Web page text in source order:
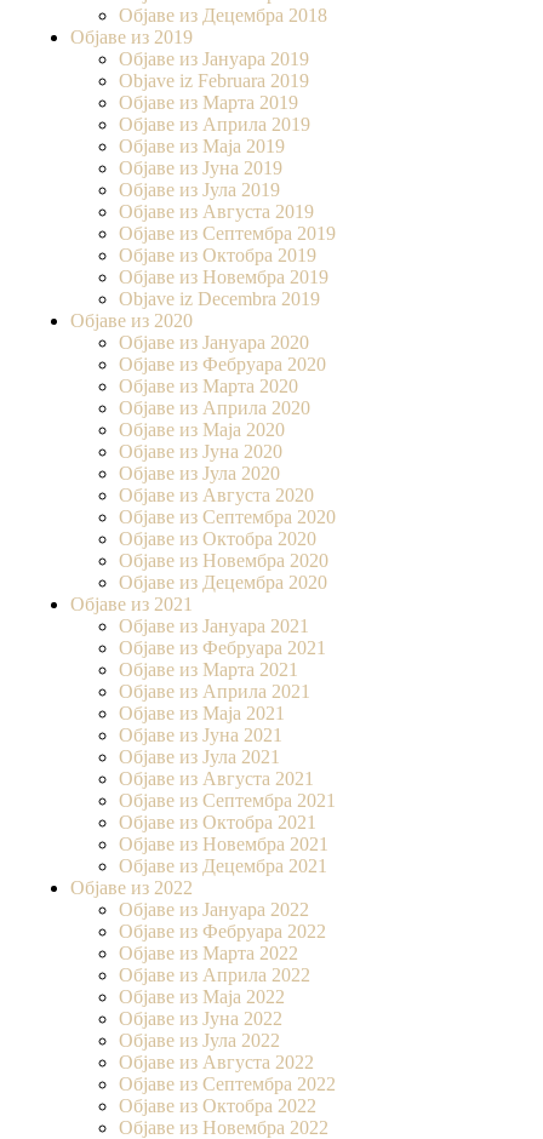
Објаве из Децембра 2018
Објаве из 2019
Објаве из Јануара 2019
Objave iz Februara 2019
Објаве из Марта 2019
Објаве из Априла 2019
Објаве из Маја 2019
Објаве из Јуна 2019
Објаве из Јула 2019
Објаве из Августа 2019
Објаве из Септембра 2019
Објаве из Октобра 2019
Објаве из Новембра 2019
Objave iz Decembra 2019
Објаве из 2020
Објаве из Јануара 2020
Објаве из Фебруара 2020
Објаве из Марта 2020
Објаве из Априла 2020
Објаве из Маја 2020
Објаве из Јуна 2020
Објаве из Јула 2020
Објаве из Августа 2020
Објаве из Септембра 2020
Објаве из Октобра 2020
Објаве из Новембра 2020
Објаве из Децембра 2020
Објаве из 2021
Објаве из Јануара 2021
Објаве из Фебруара 2021
Објаве из Марта 2021
Објаве из Априла 2021
Објаве из Маја 2021
Објаве из Јуна 2021
Објаве из Јула 2021
Објаве из Августа 2021
Објаве из Септембра 2021
Објаве из Октобра 2021
Објаве из Новембра 2021
Објаве из Децембра 2021
Објаве из 2022
Објаве из Јануара 2022
Објаве из Фебруара 2022
Објаве из Марта 2022
Објаве из Априла 2022
Објаве из Маја 2022
Објаве из Јуна 2022
Објаве из Јула 2022
Објаве из Августа 2022
Објаве из Септембра 2022
Објаве из Октобра 2022
Објаве из Новембра 2022